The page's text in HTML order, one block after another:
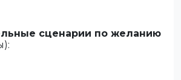
сценарии по желанию